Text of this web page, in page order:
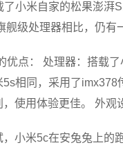
了小米自家的松果澎湃
舰级处理器相比，仍有
优点： 处理器：搭载
5s相同，采用了imx378
，使用体验更佳。 外观
，小米5c在安兔兔上的